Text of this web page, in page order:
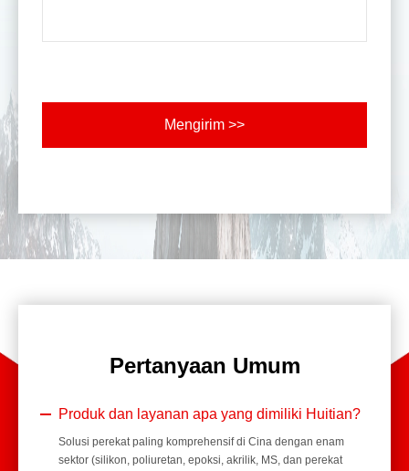
Mengirim >>
Pertanyaan Umum
Produk dan layanan apa yang dimiliki Huitian?
Solusi perekat paling komprehensif di Cina dengan enam
sektor (silikon, poliuretan, epoksi, akrilik, MS, dan perekat